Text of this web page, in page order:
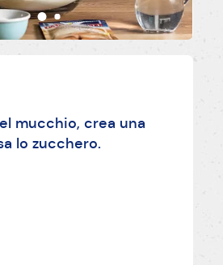
mucchio, crea una
lo zucchero.